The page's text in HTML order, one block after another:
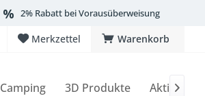
2% Rabatt bei Vorausüberweisung
Warenkorb
Merkzettel
Camping 3D Produkte Aktionen
